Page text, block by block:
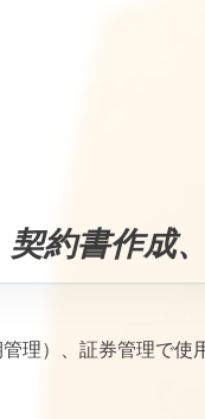
約書作成
理）、証券管理で使